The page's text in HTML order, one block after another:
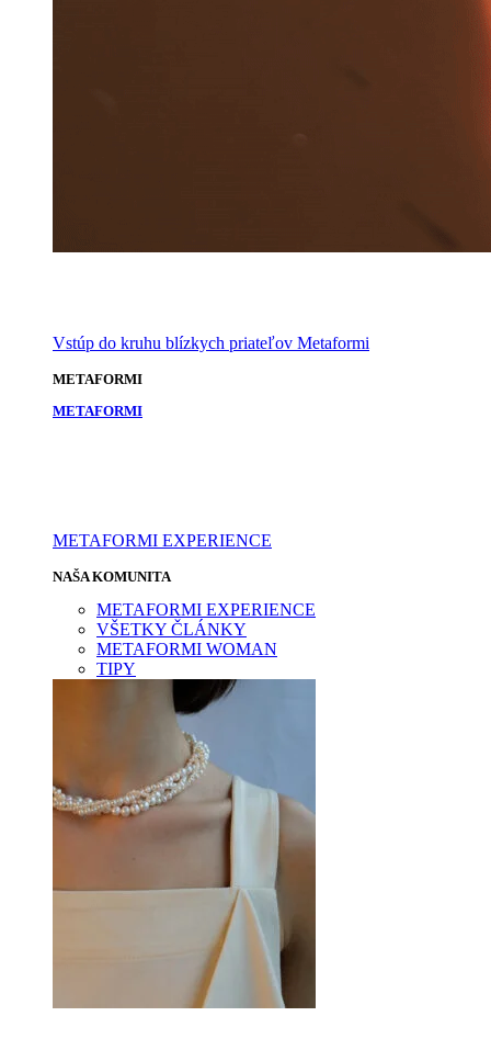
Vstúp do kruhu blízkych priateľov Metaformi
METAFORMI
METAFORMI
METAFORMI EXPERIENCE
NAŠA KOMUNITA
METAFORMI EXPERIENCE
VŠETKY ČLÁNKY
METAFORMI WOMAN
TIPY